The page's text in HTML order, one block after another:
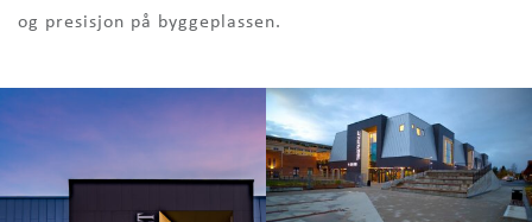
og presisjon på byggeplassen.